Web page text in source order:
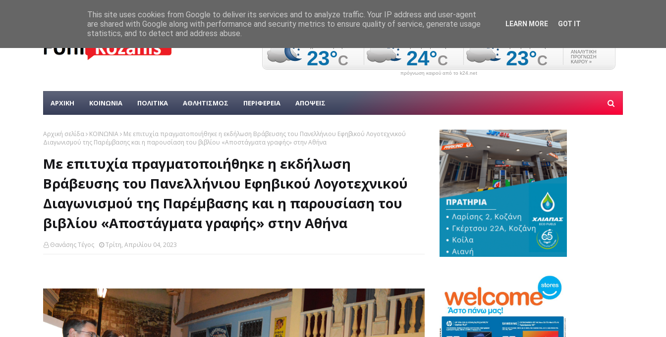
πρόγνωση καιρού από το k24.net
ΑΡΧΙΚΗ ΚΟΙΝΩΝΙΑ ΠΟΛΙΤΙΚΑ ΑΘΛΗΤΙΣΜΟΣ ΠΕΡΙΦΕΡΕΙΑ ΑΠΟΨΕΙΣ
Αρχική σελίδα ΚΟΙΝΩΝΙΑ
Με επιτυχία πραγματοποιήθηκε η εκδήλωση Βράβευσης του Πανελλήνιου Εφηβικού Λογοτεχνικού
Διαγωνισμού της Παρέμβασης και η παρουσίαση του βιβλίου «Αποστάγματα γραφής» στην Αθήνα
Με επιτυχία πραγματοποιήθηκε η εκδήλωση
Βράβευσης του Πανελλήνιου Εφηβικού Λογοτεχνικού
Διαγωνισμού της Παρέμβασης και η παρουσίαση του
βιβλίου «Αποστάγματα γραφής» στην Αθήνα
Θανάσης Τέγος Τρίτη, Απριλίου 04, 2023
This site uses cookies from Google to deliver its services and to analyze traffic. Your IP address and user-agent
are shared with Google along with performance and security metrics to ensure quality of service, generate usage
statistics, and to detect and address abuse.
LEARN MORE GOT IT